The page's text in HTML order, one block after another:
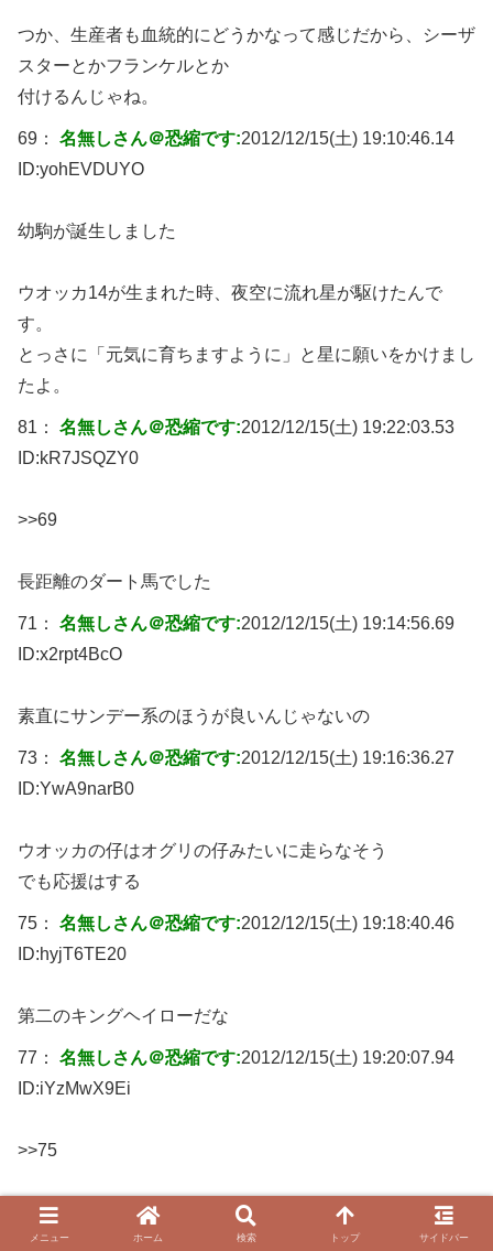
つか、生産者も血統的にどうかなって感じだから、シーザ
スターとかフランケルとか
付けるんじゃね。
69： 名無しさん＠恐縮です:2012/12/15(土) 19:10:46.14
ID:yohEVDUYO
幼駒が誕生しました
ウオッカ14が生まれた時、夜空に流れ星が駆けたんで
す。
とっさに「元気に育ちますように」と星に願いをかけまし
たよ。
81： 名無しさん＠恐縮です:2012/12/15(土) 19:22:03.53
ID:kR7JSQZY0
>>69
長距離のダート馬でした
71： 名無しさん＠恐縮です:2012/12/15(土) 19:14:56.69
ID:x2rpt4BcO
素直にサンデー系のほうが良いんじゃないの
73： 名無しさん＠恐縮です:2012/12/15(土) 19:16:36.27
ID:YwA9narB0
ウオッカの仔はオグリの仔みたいに走らなそう
でも応援はする
75： 名無しさん＠恐縮です:2012/12/15(土) 19:18:40.46
ID:hyjT6TE20
第二のキングヘイローだな
77： 名無しさん＠恐縮です:2012/12/15(土) 19:20:07.94
ID:iYzMwX9Ei
>>75
キングヘイローくらい走れば大成功だろうな
メニュー ホーム 検索 トップ サイドバー